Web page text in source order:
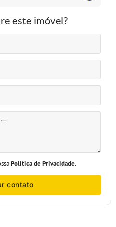
este imóvel?
Política de Privacidade.
contato